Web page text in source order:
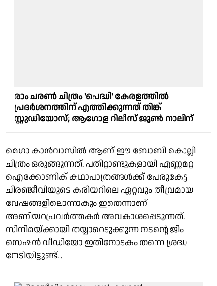
രാം ചരൺ ചിത്രം 'പെദ്ധി' കേരളത്തിൽ
പ്രദർശനത്തിന് എത്തിക്കുന്നത് തിങ്ക്
സ്റ്റുഡിയോസ്; ആഗോള റിലീസ് ജൂൺ നാലിന്
മെഗാ കാൻവാസിൽ ആണ് ഈ ബോബി കൊല്ലി
ചിത്രം ഒരുങ്ങുന്നത്. പതിറ്റാണ്ടുകളായി എണ്ണമറ്റ
ഐക്കോണിക് കഥാപാത്രങ്ങൾക്ക് പേരുകേട്ട
ചിരഞ്ജീവിയുടെ കരിയറിലെ ഏറ്റവും തീവ്രമായ
വേഷങ്ങളിലൊന്നാകും ഇതെന്നാണ്
അണിയറപ്രവർത്തകർ അവകാശപ്പെടുന്നത്.
സിനിമയ്ക്കായി തയ്യാറെടുക്കുന്ന നടന്റെ ജിം
സെഷൻ വീഡിയോ ഇതിനോടകം തന്നെ ശ്രദ്ധ
നേടിയിട്ടുണ്ട്. .